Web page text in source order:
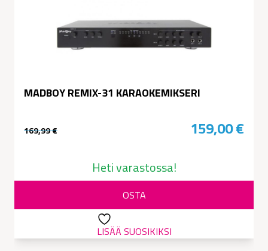
MADBOY REMIX-31 KARAOKEMIKSERI
169,99€
oli:
169,99 €.
159,00€
on:
159,00 €.
Heti varastossa!
OSTA
LISÄÄ SUOSIKIKSI